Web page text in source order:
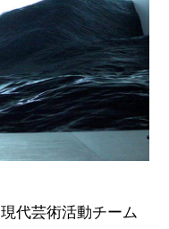
代芸術活動チーム